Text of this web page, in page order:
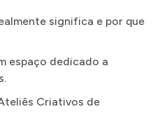
significa e por que
espaço dedicado a
Criativos de